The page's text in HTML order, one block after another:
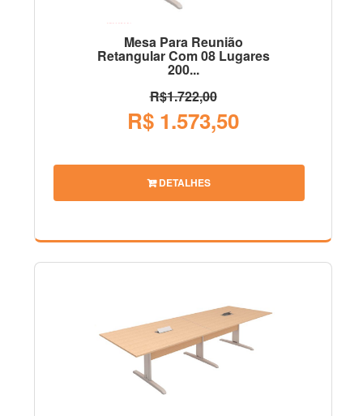
Mesa Para Reunião
Retangular Com 08 Lugares
200...
R$1.722,00
R$ 1.573,50
DETALHES